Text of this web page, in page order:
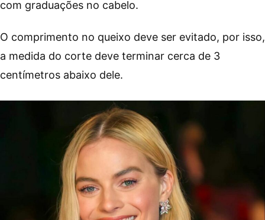
com graduações no cabelo.
O comprimento no queixo deve ser evitado, por isso,
a medida do corte deve terminar cerca de 3
centímetros abaixo dele.